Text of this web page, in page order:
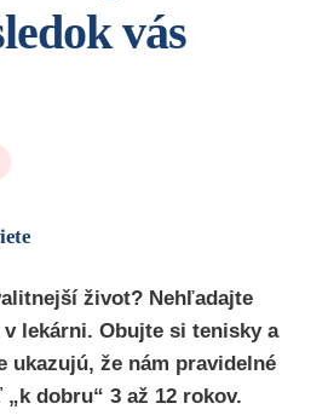
vás
život? Nehľadajte
lekárni. Obujte si tenisky a
ukazujú, že nám pravidelné
dobru“ 3 až 12 rokov.